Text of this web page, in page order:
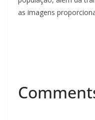
as imagens